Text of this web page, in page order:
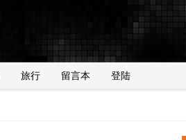
旅行 留言本 登陆